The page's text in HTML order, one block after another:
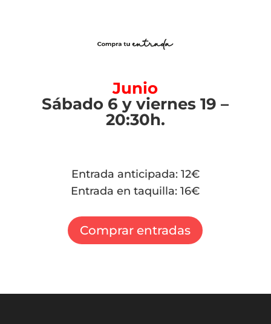
Junio
Sábado 6 y viernes 19 –
20:30h.
Entrada anticipada: 12€
Entrada en taquilla: 16€
Comprar entradas